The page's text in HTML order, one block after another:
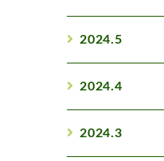
2024.5
2024.4
2024.3